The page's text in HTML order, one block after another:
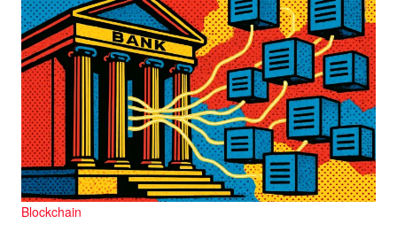
Blockchain